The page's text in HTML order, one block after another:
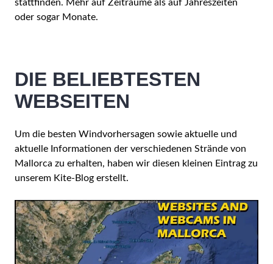
stattfinden. Mehr auf Zeiträume als auf Jahreszeiten
oder sogar Monate.
DIE BELIEBTESTEN
WEBSEITEN
Um die besten Windvorhersagen sowie aktuelle und
aktuelle Informationen der verschiedenen Strände von
Mallorca zu erhalten, haben wir diesen kleinen Eintrag zu
unserem Kite-Blog erstellt.